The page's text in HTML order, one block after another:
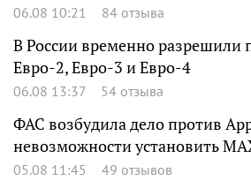
06.08 10:21 84 отзыва
В России временно разрешили
Евро-2, Евро-3 и Евро-4
06.08 13:37 54 отзыва
ФАС возбудила дело против
невозможности установить
05.08 11:45 49 отзывов